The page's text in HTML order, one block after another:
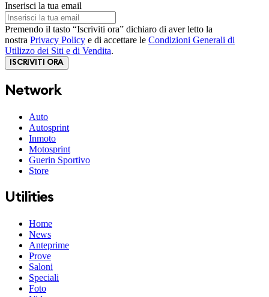
Inserisci la tua email
Premendo il tasto “Iscriviti ora” dichiaro di aver letto la
nostra Privacy Policy e di accettare le Condizioni Generali di
Utilizzo dei Siti e di Vendita.
ISCRIVITI ORA
Network
Auto
Autosprint
Inmoto
Motosprint
Guerin Sportivo
Store
Utilities
Home
News
Anteprime
Prove
Saloni
Speciali
Foto